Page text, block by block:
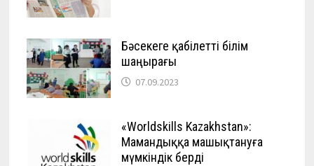
Бәсекеге қабілетті білім
шаңырағы
07.09.2023
«Worldskills Kazakhstan»:
Мамандыққа машықтануға
мүмкіндік берді